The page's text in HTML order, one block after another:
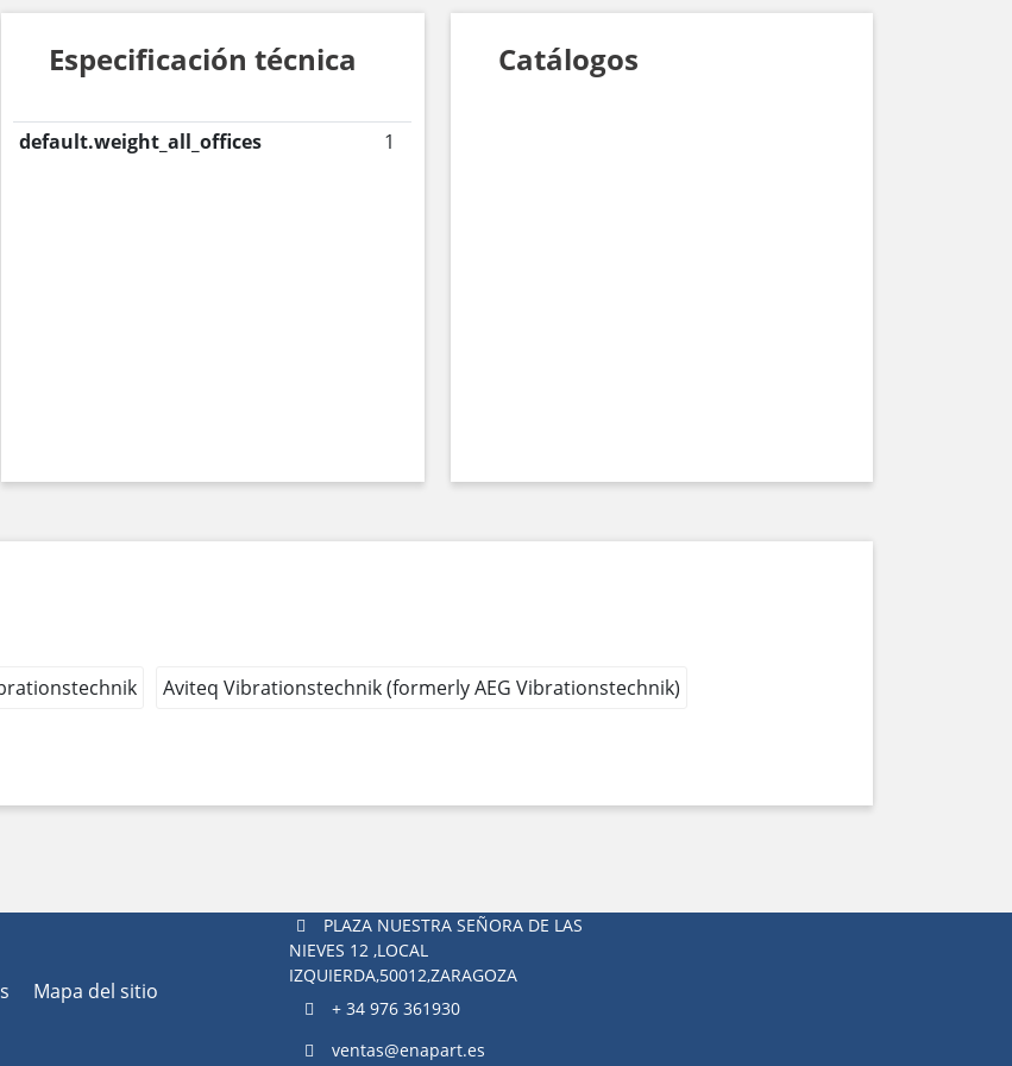
Especificación técnica
default.weight_all_offices 1
Catálogos
Aviteq Vibrationstechnik (formerly AEG Vibrationstechnik)
Mapa del sitio
PLAZA NUESTRA SEÑORA DE LAS
NIEVES 12 ,LOCAL
IZQUIERDA,50012,ZARAGOZA
+ 34 976 361930
ventas@enapart.es